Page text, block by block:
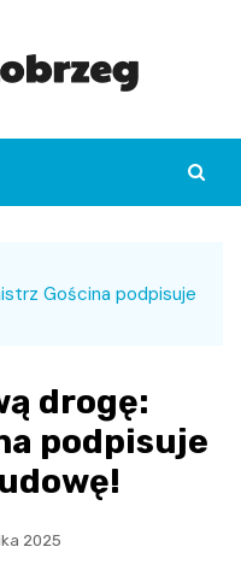
Gościna podpisuje
drogę:
podpisuje
2025